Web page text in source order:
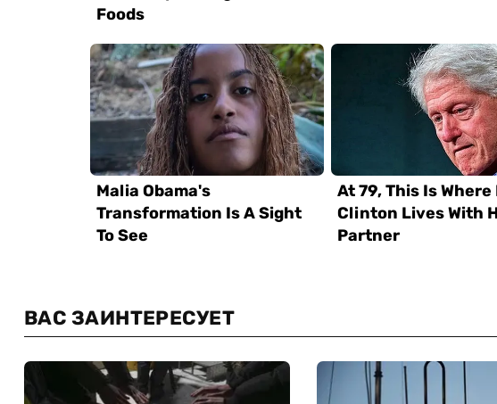
ВАС ЗАИНТЕРЕСУЕТ